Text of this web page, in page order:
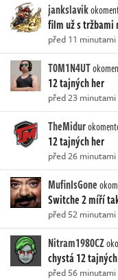
jankslavik
film už s
před 11 minutami
T0M1N4UT
12 tajných her
před 23 minutami
TheMidur
12 tajných her
před 26 minutami
MufinIsGone
Switche 2 míří
před 52 minutami
Nitram1980CZ
chystá 12
před 56 minutami